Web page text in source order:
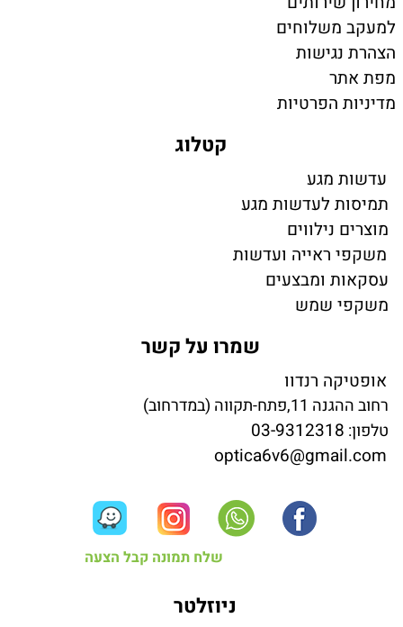
למעקב משלוחים
הצהרת נגישות
מפת אתר
מדיניות הפרטיות
קטלוג
עדשות מגע
תמיסות לעדשות מגע
מוצרים נילווים
משקפי ראייה ועדשות
עסקאות ומבצעים
משקפי שמש
שמרו על קשר
אופטיקה רנדוו
רחוב ההגנה 11,פתח-תקווה (במדרחוב)
טלפון: 03-9312318
שלח תמונה קבל הצעה
ניוזלטר